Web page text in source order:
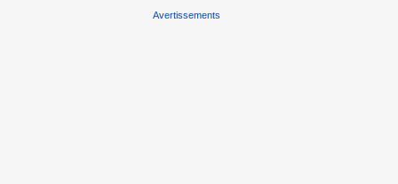
Avertissements